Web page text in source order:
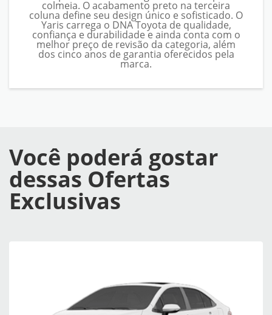
colmeia. O acabamento preto na terceira
coluna define seu design único e sofisticado. O
Yaris carrega o DNA Toyota de qualidade,
confiança e durabilidade e ainda conta com o
melhor preço de revisão da categoria, além
dos cinco anos de garantia oferecidos pela
marca.
Você poderá gostar
dessas Ofertas
Exclusivas